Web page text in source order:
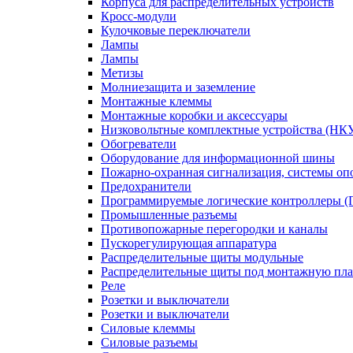
Кросс-модули
Кулочковые переключатели
Лампы
Лампы
Метизы
Молниезащита и заземление
Монтажные клеммы
Монтажные коробки и аксессуары
Низковольтные комплектные устройства
Обогреватели
Оборудование для информационной шины
Пожарно-охранная сигнализация, системы
Предохранители
Программируемые логические контроллеры
Промышленные разъемы
Противопожарные перегородки и каналы
Пускорегулирующая аппаратура
Распределительные щиты модульные
Распределительные щиты под монтажную
Реле
Розетки и выключатели
Розетки и выключатели
Силовые клеммы
Силовые разъемы